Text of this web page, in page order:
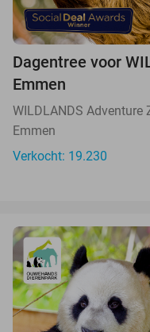
Dagentree voor
Emmen
WILDLANDS Adventure
Emmen
Verkocht: 19.230